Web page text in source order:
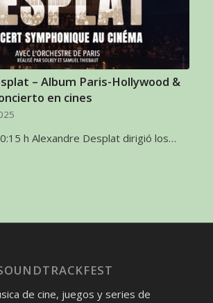
– Album Paris-Hollywood &
en cines
h Alexandre Desplat dirigió los…
de cine, juegos y series de